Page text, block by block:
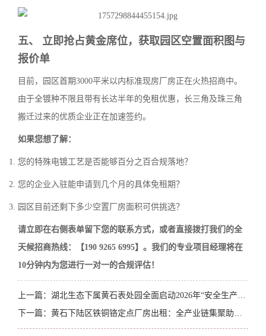
五、 立即抢占黄金席位，获取园区空置面积图与
报价单
目前，园区首期3000平米以内标准现房厂房正在火热招商中。
由于全镀种不限且带有长达半年的免租优惠，长三角及珠三角
搬迁过来的优质企业正在加速签约。
如果您想了解：
您的特殊电镀工艺是否能够百分之百合规落地？
您的企业入驻能申请到几个月的具体免租期？
园区目前还剩下多少空置厂房面积可供挑选？
请立即在右侧表单留下您的联系方式，或者直接拨打我们的全
天候招商热线：【190 9265 6995】。我们的专业项目经理将在
10分钟内为您进行一对一的合规评估！
上一篇： 湖北生态下属黄石表处园全面启动2026年“安全生产月”系列活动
下一篇： 黄石下陆区铁铜铬定点厂房出租：全产业链集聚助您成为链上赢家